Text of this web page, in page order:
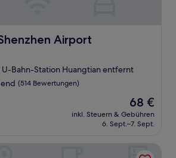
Airport
Airport
U-Bahn-Station Huangtian entfernt
(514 Bewertungen)
Der
Preis
beträgt
68 €
inkl. Steuern & Gebühren
6. Sept.–7. Sept.